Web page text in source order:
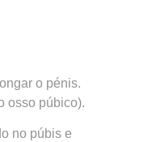
o pénis.
osso púbico).
no púbis e